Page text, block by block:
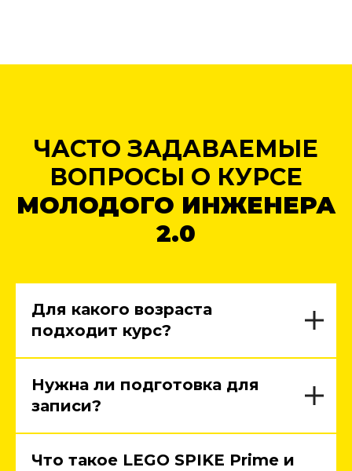
ЧАСТО ЗАДАВАЕМЫЕ
ВОПРОСЫ О КУРСЕ
МОЛОДОГО ИНЖЕНЕРА
2.0
Для какого возраста
подходит курс?
Нужна ли подготовка для
записи?
Что такое LEGO SPIKE Prime и